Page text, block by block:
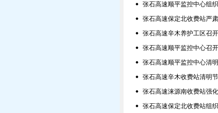
张石高速顺平监控中心组
张石高速保定北收费站严
张石高速辛木养护工区召
张石高速顺平监控中心召
张石高速顺平监控中心清
张石高速辛木收费站清明
张石高速涞源南收费站强
张石高速保定北收费站组